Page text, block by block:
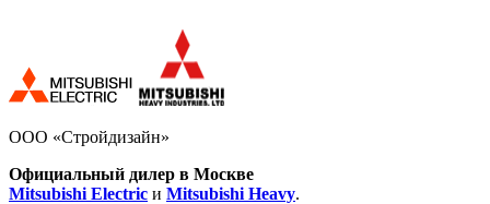
ООО «Стройдизайн»
Официальный дилер в Москве
Mitsubishi Electric и Mitsubishi Heavy.